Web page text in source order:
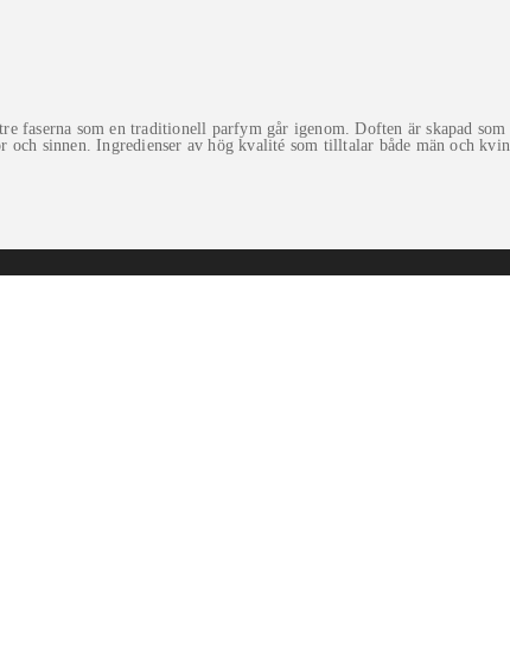
faserna som en traditionell parfym går igenom. Doften är skapad
sinnen. Ingredienser av hög kvalité som tilltalar både män och